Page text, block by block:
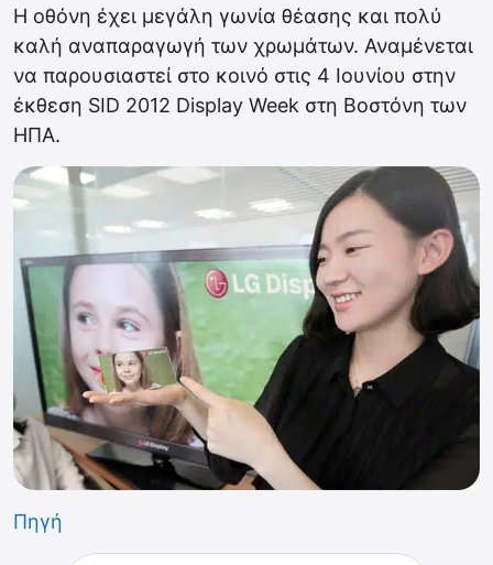
Η οθόνη έχει μεγάλη γωνία θέασης και πολύ
καλή αναπαραγωγή των χρωμάτων. Αναμένεται
να παρουσιαστεί στο κοινό στις 4 Ιουνίου στην
έκθεση SID 2012 Display Week στη Βοστόνη των
ΗΠΑ.
Πηγή